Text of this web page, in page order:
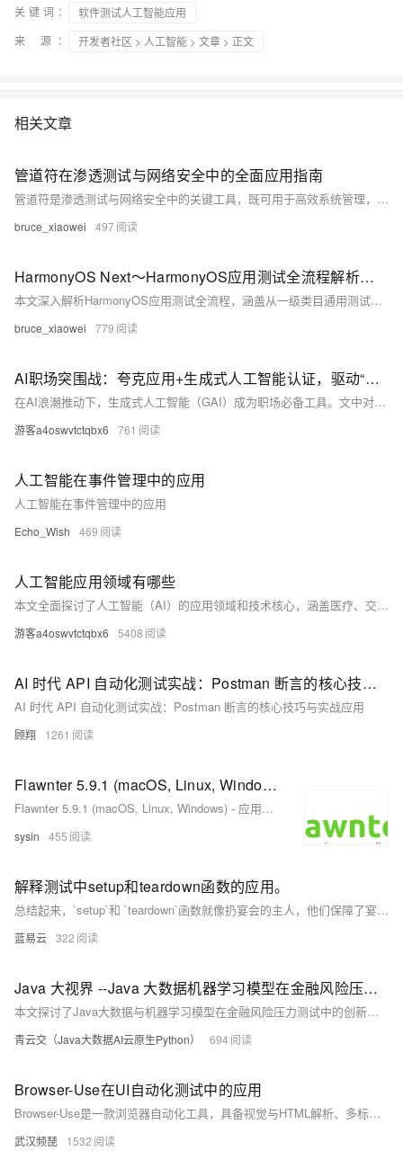
关键词：
软件测试人工智能应用
来 源：
开发者社区 > 人工智能 > 文章 > 正文
相关文章
管道符在渗透测试与网络安全中的全面应用指南
管道符是渗透测试与网络安全中的关键工具，既可用于高效系统管理，也可能被攻击者利用实施命令注入、权限提升、数据外泄等攻击。本文全面解析管道符的基础原理、实战应用与防御策略，涵盖Windows与Linux系统差异、攻击技术示例及检测手段，帮助安全人员掌握其利用方式与防护措施，提升系统安全性。
bruce_xiaowei 497
HarmonyOS Next～HarmonyOS应用测试全流程解析：从一级类目上架到二级类目专项测试
本文深入解析HarmonyOS应用测试全流程，涵盖从一级类目通用测试到二级类目专项测试的技术方案。针对兼容性、性能、安全测试及分布式能力验证等关键环节，提供详细实践指导与代码示例。同时，结合典型案例分析常见问题及优化策略，帮助开发者满足华为严苛的质量标准，顺利上架应用。文章强调测试在开发中的核心地位，助力打造高品质HarmonyOS应用。
bruce_xiaowei 779
AI职场突围战：夸克应用+生成式人工智能认证，驱动“打工人”核心竞争力！
在AI浪潮推动下，生成式人工智能（GAI）成为职场必备工具。文中对比了夸克、豆包、DeepSeek和元宝四大AI应用，夸克以“超级入口”定位脱颖而出。同时，GAI认证为职场人士提供系统学习平台，与夸克结合助力职业发展。文章还探讨了职场人士如何通过加强学习、关注技术趋势及培养合规意识，在AI时代把握机遇。
游客a4oswvtctqbx6 761
人工智能在事件管理中的应用
人工智能在事件管理中的应用
Echo_Wish 469
人工智能应用领域有哪些
本文全面探讨了人工智能（AI）的应用领域和技术核心，涵盖医疗、交通、金融、教育、制造、零售等多个行业，并分析了AI技术的局限性及规避策略。同时，介绍了生成式人工智能认证项目的意义与展望。尽管AI发展面临数据依赖和算法可解释性等问题，但通过优化策略和经验验证，可推动其健康发展。未来，AI将在更多领域发挥重要作用，助力社会进步。
游客a4oswvtctqbx6 5408
AI 时代 API 自动化测试实战：Postman 断言的核心技巧与实战应用
AI 时代 API 自动化测试实战：Postman 断言的核心技巧与实战应用
顾翔 1261
Flawnter 5.9.1 (macOS, Linux, Windows) - 应用程序安全测试软件
Flawnter 5.9.1 (macOS, Linux, Windows) - 应用程序安全测试软件
sysin 455
解释测试中setup和teardown函数的应用。
总结起来，`setup`和 `teardown`函数就像扔宴会的主人，他们保障了宴会的流畅进行。他们是准备环境和清理现场的重要工作人员，他们的工作直接影响着我们的测试效率和质量。我们可以把 `setup`和 `teardown`想象成隐藏在幕后，默默为我们服务的工作者，他们做着我们需要但是往往忽视的工作。所以，下次当你写测试的时候，别忘了给你的 `setup`和 `teardown`留出足够的位置，因为他们的作用可能是你成功的保证。
蓝易云 322
Java 大视界 --Java 大数据机器学习模型在金融风险压力测试中的应用与验证（211）
本文探讨了Java大数据与机器学习模型在金融风险压力测试中的创新应用。通过多源数据采集、模型构建与优化，结合随机森林、LSTM等算法，实现信用风险动态评估、市场极端场景模拟与操作风险预警。案例分析展示了花旗银行与蚂蚁集团的智能风控实践，验证了技术在提升风险识别效率与降低金融风险损失方面的显著成效。
青云交（Java大数据AI云原生Python） 694
Browser-Use在UI自动化测试中的应用
Browser-Use是一款浏览器自动化工具，具备视觉与HTML解析、多标签管理、操作记录与复现、自定义操作、自我纠正及并行执行等功能，助力AI智能体高效完成网页任务。
武汉频琵 1532